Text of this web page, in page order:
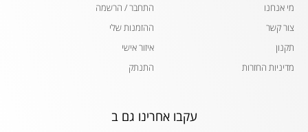
מי אנחנו
צור קשר
תקנון
מדיניות החזרות
התחבר / הרשמה
ההזמנות שלי
איזור אישי
התנתק
עקבו אחרינו גם ב